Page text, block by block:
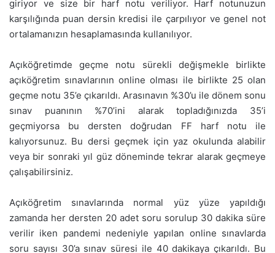
giriyor ve size bir harf notu veriliyor. Harf notunuzun
karşılığında puan dersin kredisi ile çarpılıyor ve genel not
ortalamanızın hesaplamasında kullanılıyor.
Açıköğretimde geçme notu sürekli değişmekle birlikte
açıköğretim sınavlarının online olması ile birlikte 25 olan
geçme notu 35’e çıkarıldı. Arasınavın %30’u ile dönem sonu
sınav puanının %70’ini alarak topladığınızda 35’i
geçmiyorsa bu dersten doğrudan FF harf notu ile
kalıyorsunuz. Bu dersi geçmek için yaz okulunda alabilir
veya bir sonraki yıl güz döneminde tekrar alarak geçmeye
çalışabilirsiniz.
Açıköğretim sınavlarında normal yüz yüze yapıldığı
zamanda her dersten 20 adet soru sorulup 30 dakika süre
verilir iken pandemi nedeniyle yapılan online sınavlarda
soru sayısı 30’a sınav süresi ile 40 dakikaya çıkarıldı. Bu